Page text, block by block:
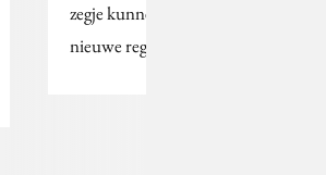
zegje kunnen doen over
nieuwe regels van de…